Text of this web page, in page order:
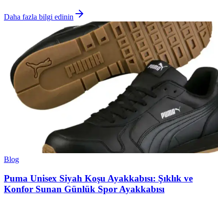
Daha fazla bilgi edinin
Blog
Puma Unisex Siyah Koşu Ayakkabısı: Şıklık ve
Konfor Sunan Günlük Spor Ayakkabısı